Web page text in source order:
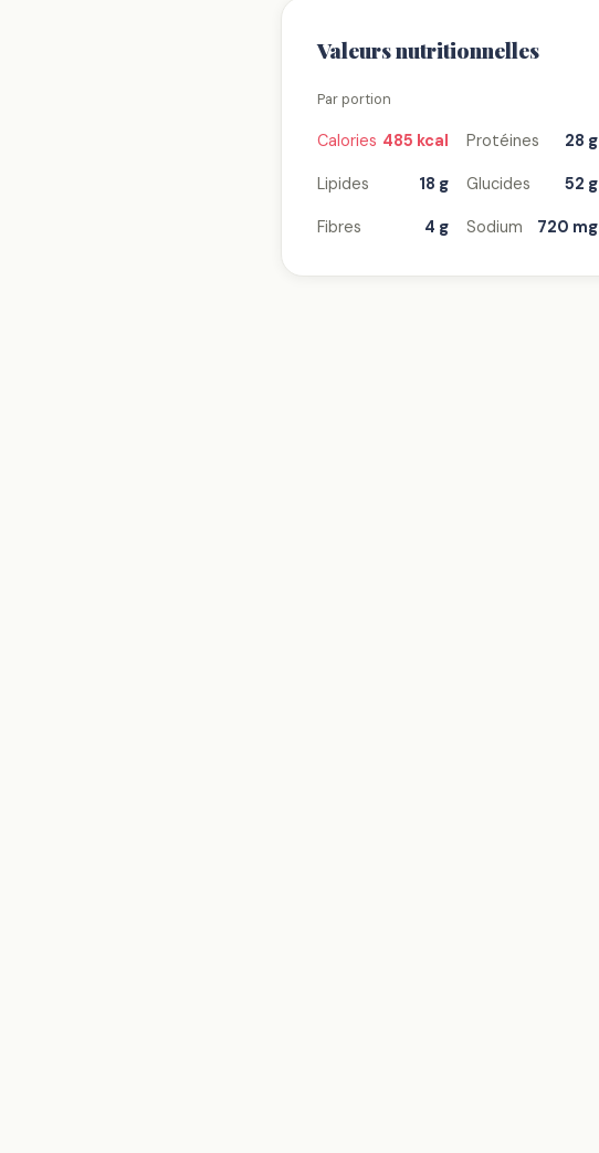
Valeurs nutritionnelles
Par portion
Calories 485 kcal Protéines 28 g
Lipides 18 g Glucides 52 g
Fibres 4 g Sodium 720 mg